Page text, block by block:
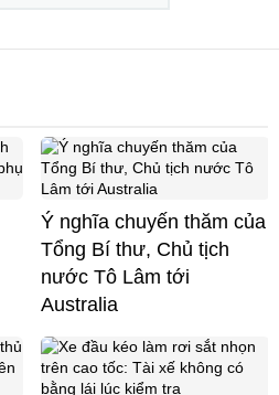
Ý nghĩa chuyến thăm của
Tổng Bí thư, Chủ tịch
nước Tô Lâm tới
Australia